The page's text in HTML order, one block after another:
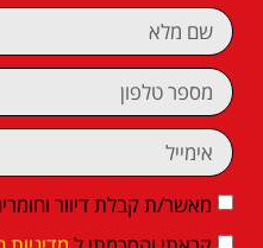
מאשר/ת קבלת דיוור